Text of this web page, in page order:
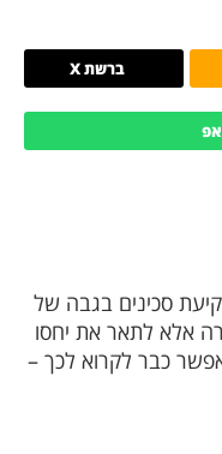
ברשת X
סכינים בגבה של
אלא לתאר את יחסו
כבר לקרוא לכך –